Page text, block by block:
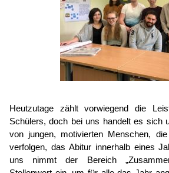
Heutzutage zählt vorwiegend die
Schülers, doch bei uns handelt es sich
von jungen, motivierten Menschen,
verfolgen, das Abitur innerhalb eines
uns nimmt der Bereich